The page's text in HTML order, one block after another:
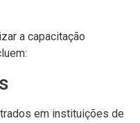
a capacitação
em instituições de